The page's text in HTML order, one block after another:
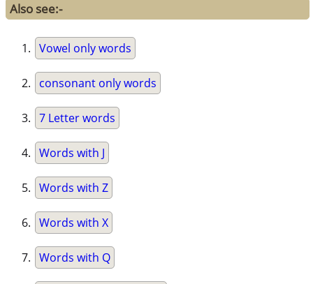
Also see:-
Vowel only words
consonant only words
7 Letter words
Words with J
Words with Z
Words with X
Words with Q